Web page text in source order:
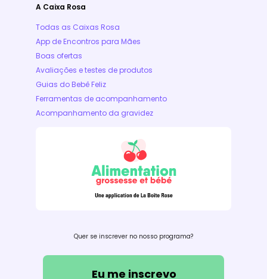
A Caixa Rosa
Todas as Caixas Rosa
App de Encontros para Mães
Boas ofertas
Avaliações e testes de produtos
Guias do Bebê Feliz
Ferramentas de acompanhamento
Acompanhamento da gravidez
Quer se inscrever no nosso programa?
Eu me inscrevo